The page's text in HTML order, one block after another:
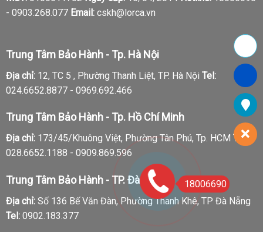
- 0903.268.077 Email:cskh@lorca.vn
Trung Tâm Bảo Hành - Tp. Hà Nội
Địa chỉ:12, TC 5 , Phường Thanh Liệt, TP. Hà Nội Tel:
024.6652.8877 - 0969.692.466
Trung Tâm Bảo Hành - Tp. Hồ Chí Minh
Địa chỉ:173/45/Khuông Việt, Phường Tân Phú, Tp. HCM Tel:
028.6652.1188 - 0909.869.596
Trung Tâm Bảo Hành - TP. Đà Nẵng
Địa chỉ:Số 136 Bế Văn Đàn, Phường Thanh Khê, TP Đà Nẵng
Tel:0902.183.377
18006690